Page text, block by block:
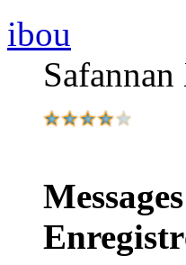
ibou